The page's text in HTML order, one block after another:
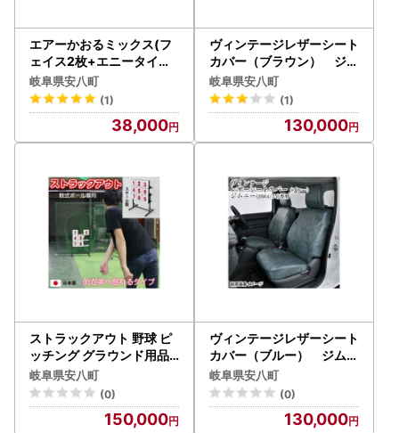
エアーかおるミックス(フ
ェイス2枚+エニータイム1
枚) ギフトA (FT：ハイ
ビスカス・キキョウ AT
：コキア) 日用品 SDGs パ
イル 鮮やか カラー 上品 高
級感 ふっくら 吸水 キュー
定 頭皮
岐阜県安八町
(1)
38,000
ヴィンテージレザーシート
カバー（ブラウン） ジム
ニー（JB64/74）専用 車
用品 内装 パーツ 茶色 工具
不要
岐阜県安八町
(1)
130,000
ストラックアウト 野球 ピ
ッチング グラウンド用品
ゲーム インテリア 玩具 お
もちゃ 軟式
岐阜県安八町
(0)
150,000
ヴィンテージレザーシート
カバー（ブルー） ジムニ
ー（JB64/74）専用 車用
品 内装 パーツ 青 工具不要
岐阜県安八町
(0)
130,000